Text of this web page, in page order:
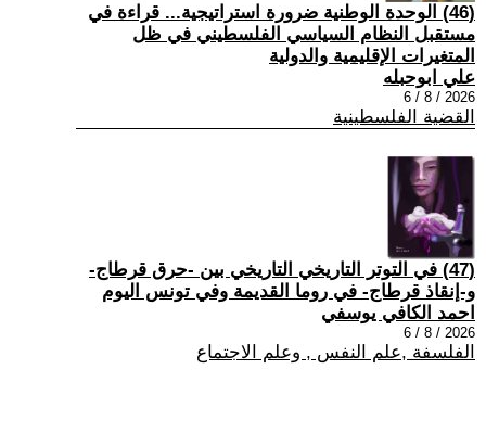
(46) الوحدة الوطنية ضرورة استراتيجية... قراءة في
مستقبل النظام السياسي الفلسطيني في ظل
المتغيرات الإقليمية والدولية
علي ابوحبله
2026 / 8 / 6
القضية الفلسطينية
(47) في التوتر التاريخي التاريخي بين -حرق قرطاج-
و-إنقاذ قرطاج- في روما القديمة وفي تونس اليوم
احمد الكافي يوسفي
2026 / 8 / 6
الفلسفة ,علم النفس , وعلم الاجتماع